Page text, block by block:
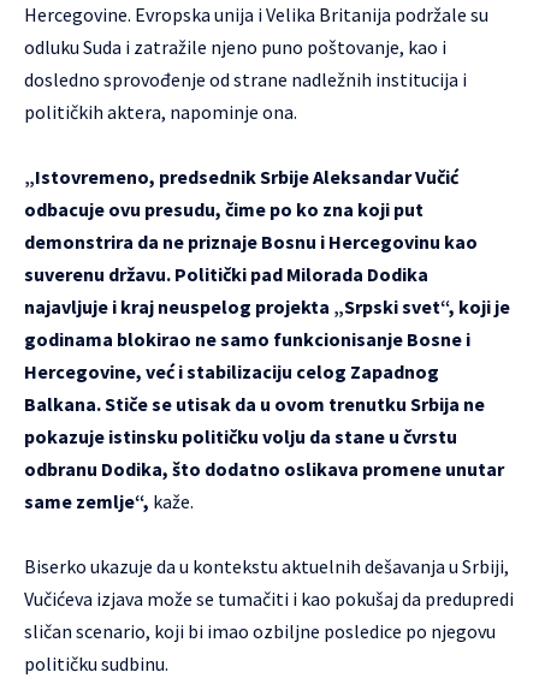
Hercegovine. Evropska unija i Velika Britanija podržale su
odluku Suda i zatražile njeno puno poštovanje, kao i
dosledno sprovođenje od strane nadležnih institucija i
političkih aktera, napominje ona.
„Istovremeno, predsednik Srbije Aleksandar Vučić
odbacuje ovu presudu, čime po ko zna koji put
demonstrira da ne priznaje Bosnu i Hercegovinu kao
suverenu državu. Politički pad Milorada Dodika
najavljuje i kraj neuspelog projekta „Srpski svet“, koji je
godinama blokirao ne samo funkcionisanje Bosne i
Hercegovine, već i stabilizaciju celog Zapadnog
Balkana. Stiče se utisak da u ovom trenutku Srbija ne
pokazuje istinsku političku volju da stane u čvrstu
odbranu Dodika, što dodatno oslikava promene unutar
same zemlje“, kaže.
Biserko ukazuje da u kontekstu aktuelnih dešavanja u Srbiji,
Vučićeva izjava može se tumačiti i kao pokušaj da predupredi
sličan scenario, koji bi imao ozbiljne posledice po njegovu
političku sudbinu.